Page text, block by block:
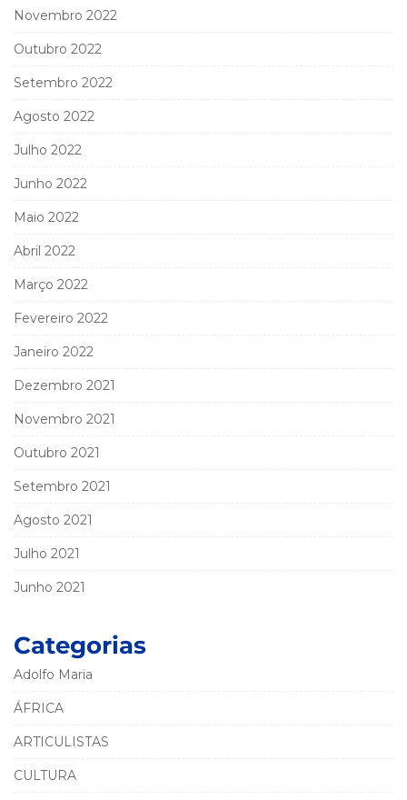
Novembro 2022
Outubro 2022
Setembro 2022
Agosto 2022
Julho 2022
Junho 2022
Maio 2022
Abril 2022
Março 2022
Fevereiro 2022
Janeiro 2022
Dezembro 2021
Novembro 2021
Outubro 2021
Setembro 2021
Agosto 2021
Julho 2021
Junho 2021
Categorias
Adolfo Maria
ÁFRICA
ARTICULISTAS
CULTURA